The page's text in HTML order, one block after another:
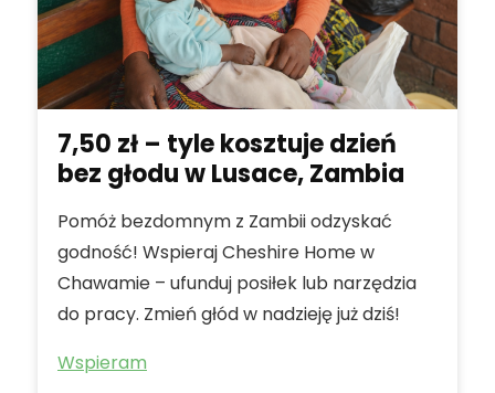
7,50 zł – tyle kosztuje dzień
bez głodu w Lusace, Zambia
Pomóż bezdomnym z Zambii odzyskać
godność! Wspieraj Cheshire Home w
Chawamie – ufunduj posiłek lub narzędzia
do pracy. Zmień głód w nadzieję już dziś!
Wspieram